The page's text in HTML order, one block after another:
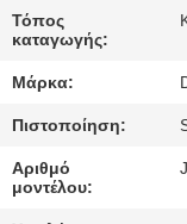
ΈΛΕΓΧΟΣ
ΜΑΣ
ΕΛΆΤΕ
ΣΕ
Τόπος
καταγωγής:
Μάρκα:
Πιστοποίηση:
Αριθμό
μοντέλου: